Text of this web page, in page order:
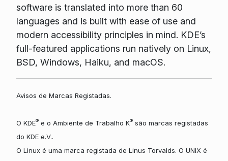
software is translated into more than 60
languages and is built with ease of use and
modern accessibility principles in mind. KDE’s
full-featured applications run natively on Linux,
BSD, Windows, Haiku, and macOS.
Avisos de Marcas Registadas.
O KDE®e o Ambiente de Trabalho K®são marcas registadas
do KDE e.V..
O Linux é uma marca registada de Linus Torvalds. O UNIX é